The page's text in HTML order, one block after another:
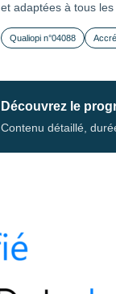
et adaptées à tous les
Qualiopi n°04088
Découvrez le
Contenu détaillé,